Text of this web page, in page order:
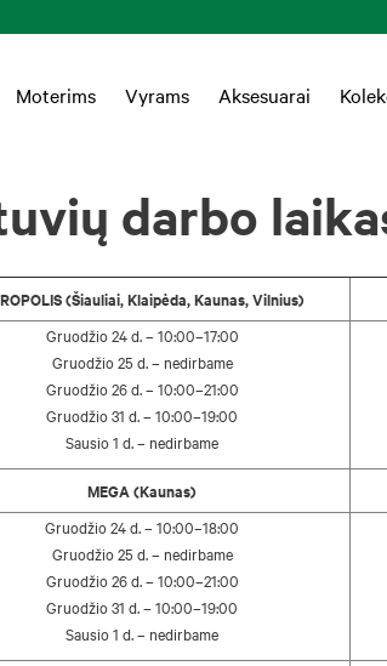
Moterims Vyrams Aksesuarai
darbo
(Šiauliai, Klaipėda, Kaunas, Vilnius)
Gruodžio 24 d. – 10:00–17:00
Gruodžio 25 d. – nedirbame
Gruodžio 26 d. – 10:00–21:00
Gruodžio 31 d. – 10:00–19:00
Sausio 1 d. – nedirbame
MEGA (Kaunas)
Gruodžio 24 d. – 10:00–18:00
Gruodžio 25 d. – nedirbame
Gruodžio 26 d. – 10:00–21:00
Gruodžio 31 d. – 10:00–19:00
Sausio 1 d. – nedirbame